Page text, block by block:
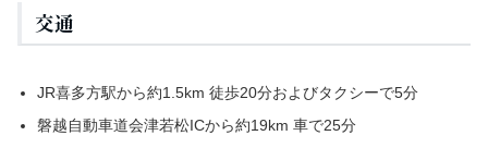
交通
JR喜多方駅から約1.5km 徒歩20分およびタクシーで5分
磐越自動車道会津若松ICから約19km 車で25分